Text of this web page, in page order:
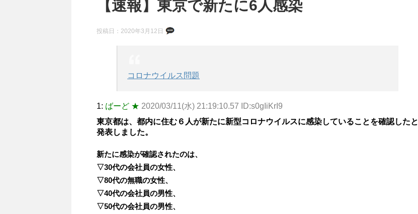
【速報】東京で新たに6人感染
投稿日： 2020年3月12日
コロナウイルス問題
1: ばーど ★ 2020/03/11(水) 21:19:10.57 ID:s0gIiKrI9
東京都は、都内に住む６人が新たに新型コロナウイルスに感染していることを確認したと
発表しました。
新たに感染が確認されたのは、
▽30代の会社員の女性、
▽80代の無職の女性、
▽40代の会社員の男性、
▽50代の会社員の男性、